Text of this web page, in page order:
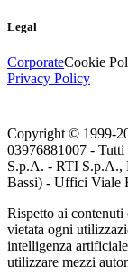
Legal
CorporateCookie
Privacy Policy
Copyright © 1999-
03976881007 -
S.p.A. - RTI S.p.A.,
Bassi) - Uffici Viale
Rispetto ai contenuti
vietata ogni
intelligenza
utilizzare mezzi